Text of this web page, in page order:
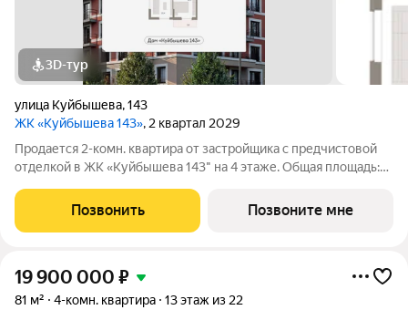
3D-тур
улица Куйбышева,143
ЖК «Куйбышева 143», 2 квартал 2029
Продается 2-комн. квартира от застройщика с предчистовой
отделкой в ЖК «Куйбышева 143" на 4 этаже. Общая площадь:
гостиной: 12.65 кв.м. Квартира угловая, окна oбecпeчивaют
paвнoмepнoe
Позвонить Позвоните мне
19 900 000 ₽
81 м² 4-комн. квартира 13 этаж из 22